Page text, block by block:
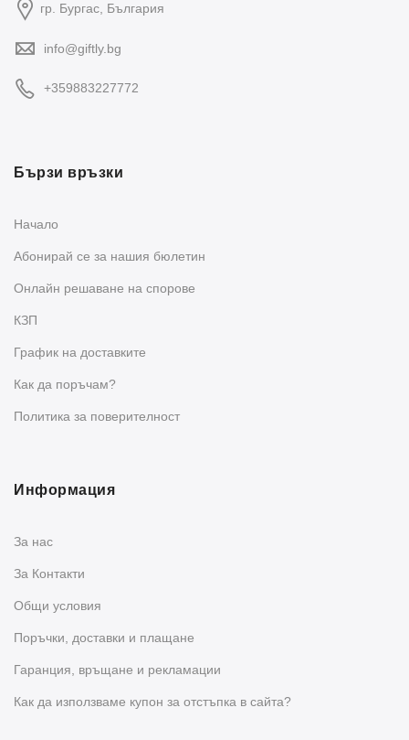
гр. Бургас, България
info@giftly.bg
+359883227772
Бързи връзки
Начало
Абонирай се за нашия бюлетин
Oнлайн решаване на спорове
КЗП
График на доставките
Как да поръчам?
Политика за поверителност
Информация
За нас
За Контакти
Общи условия
Поръчки, доставки и плащане
Гаранция, връщане и рекламации
Как да използваме купон за отстъпка в сайта?